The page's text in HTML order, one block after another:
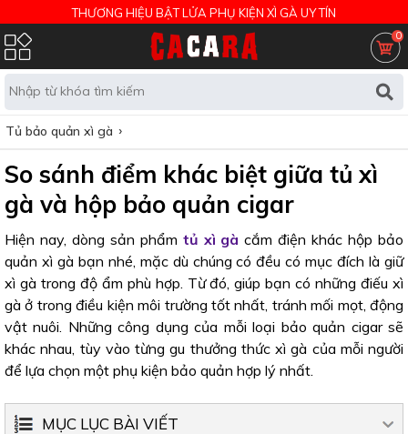
THƯƠNG HIỆU BẬT LỬA PHỤ KIỆN XÌ GÀ UY TÍN
0
Tủ bảo quản xì gà
So sánh điểm khác biệt giữa tủ xì
gà và hộp bảo quản cigar
Hiện nay, dòng sản phẩm tủ xì gà cắm điện khác hộp bảo
quản xì gà bạn nhé, mặc dù chúng có đều có mục đích là giữ
xì gà trong độ ẩm phù hợp. Từ đó, giúp bạn có những điếu xì
gà ở trong điều kiện môi trường tốt nhất, tránh mối mọt, động
vật nuôi. Những công dụng của mỗi loại bảo quản cigar sẽ
khác nhau, tùy vào từng gu thưởng thức xì gà của mỗi người
để lựa chọn một phụ kiện bảo quản hợp lý nhất.
MỤC LỤC BÀI VIẾT